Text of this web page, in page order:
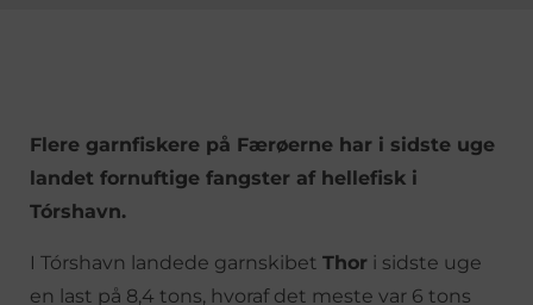
Flere garnfiskere på Færøerne har i sidste uge
landet fornuftige fangster af hellefisk i
Tórshavn.
I Tórshavn landede garnskibet Thor i sidste uge
en last på 8,4 tons, hvoraf det meste var 6 tons